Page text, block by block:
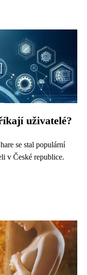
uživatelé?
se stal populární
v České republice.